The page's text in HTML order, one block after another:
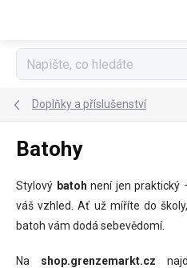
Doplňky a příslušenství
Batohy
Stylový batoh není jen praktický
váš vzhled. Ať už míříte do
batoh vám dodá sebevědomí.
Na shop.grenzemarkt.cz